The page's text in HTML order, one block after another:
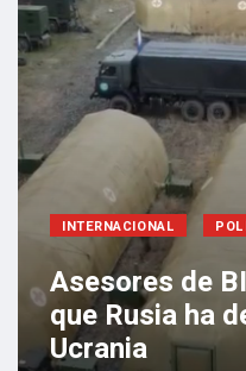
INTERNACIONAL
Asesores de
que Rusia ha
Ucrania